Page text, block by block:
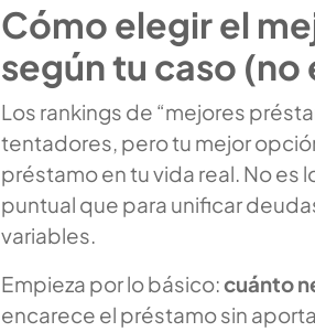
Cómo elegir el
según tu caso (no
Los rankings de “mejores
tentadores, pero tu mejor
préstamo en tu vida real. No es
puntual que para unificar
variables.
Empieza por lo básico:cuánto
encarece el préstamo sin